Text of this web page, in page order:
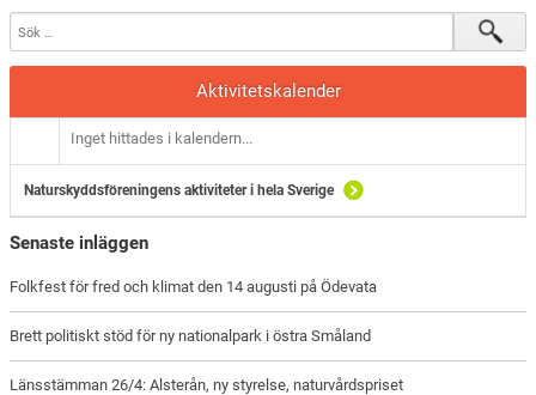
Aktivitetskalender
Inget hittades i kalendern...
Naturskyddsföreningens aktiviteter i hela Sverige
Senaste inläggen
Folkfest för fred och klimat den 14 augusti på Ödevata
Brett politiskt stöd för ny nationalpark i östra Småland
Länsstämman 26/4: Alsterån, ny styrelse, naturvårdspriset